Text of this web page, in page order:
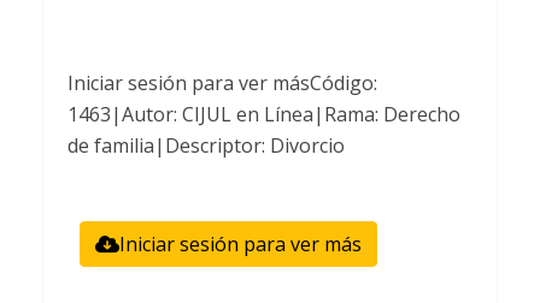
Iniciar sesión para ver másCódigo:
1463|Autor: CIJUL en Línea|Rama: Derecho
de familia|Descriptor: Divorcio
Iniciar sesión para ver más